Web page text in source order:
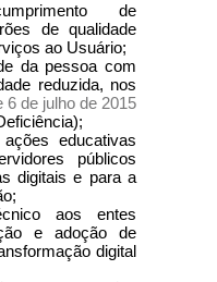
de
de qualidade
ao Usuário;
da pessoa com
reduzida, nos
6 de julho de 2015
educativas
públicos
digitais e para a
aos entes
e adoção de
digital